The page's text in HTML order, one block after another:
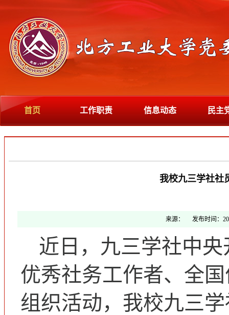
首页 工作职责 信息动态 民主
我校九三学社社
来源： 发布时间：
近日，九三学社中
优秀社务工作者、全
组织活动，我校九三